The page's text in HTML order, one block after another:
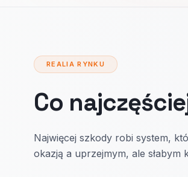
REALIA RYNKU
Co
Najwięcej szkody robi system,
okazją a uprzejmym, ale słabym